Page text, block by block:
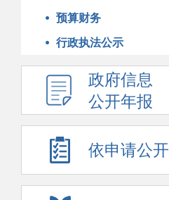
预算财务
行政执法公示
政府信息
公开年报
依申请公开